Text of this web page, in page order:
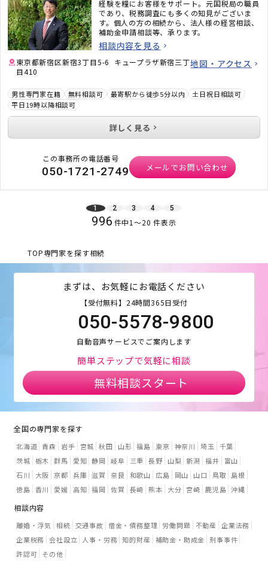
経験を糧にお客様をサポート。元国税局の職員
であり、税務調査にも多くの知見がございま
す。個人の方の相続から、法人様の経営相談、
補助金申請相談等、承ります。
相談内容を見る
東京都新宿区新宿3丁目5-6 キュープラザ新宿三丁
目410
地図・アクセス
男性専門家在籍 無料相談可 最寄駅から徒歩5分以内
土日祝日相談可
平日19時以降相談可
詳しく見る
この事務所の電話番号
050-1721-2749 メールでお問い合わせ
1 2 3 4 5
996 件中1〜20 件表示
TOP専門家を探す相続
まずは、お気軽にお電話ください
【受付無料】24時間365日受付
050-5578-9800
自動音声サービスでご案内します
簡単ステップで気軽に相談
無料相談スタート
全国の専門家を探す
北海道 青森 岩手 宮城 秋田 山形 福島 東京 神奈川 埼玉 千葉
茨城 栃木 群馬 愛知 静岡 岐阜 三重 長野 山梨 新潟 福井
富山
石川
大阪 京都 兵庫 滋賀 奈良 和歌山 広島 岡山 山口 鳥取
島根
徳島 香川 愛媛 高知 福岡 佐賀 長崎 熊本 大分 宮崎 鹿児島 沖縄
相談内容
離婚・浮気 相続 交通事故 借金・債務整理 労働問題 不動産 企業法務
企業税務 会社設立 人事・労務 知的財産 補助金・助成金 刑事事件
許認可 その他